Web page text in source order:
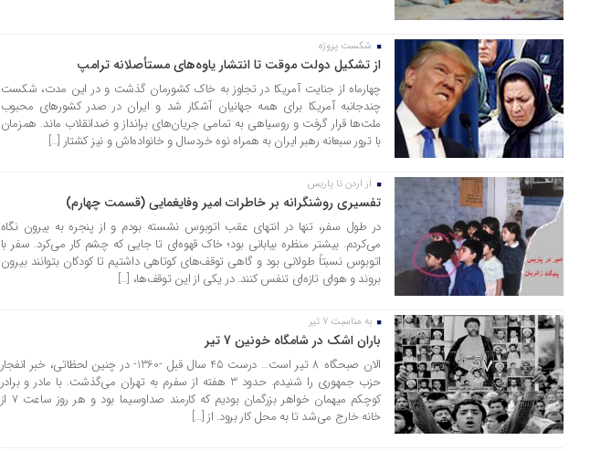
20 تیر 1405
شکست پروژه
از تشکیل دولت موقت تا انتشار یاوه‌های مستأصلانه ترامپ
چهارماه از جنایت آمریکا در تجاوز به خاک کشورمان گذشت و در این مدت، شکست
چندجانبه آمریکا برای همه جهانیان آشکار شد و ایران در صدر کشورهای محبوب
ملت‌ها قرار گرفت و روسیاهی به تمامی جریان‌های برانداز و ضدانقلاب ماند. همزمان
با ترور سبعانه رهبر ایران به همراه نوه خردسال و خانواده‌اش و نیز کشتار […]
16 تیر 1405
از اردن تا پاریس
تفسیری روشنگرانه بر خاطرات امیر وفایغمایی (قسمت چهارم)
در طول سفر، تنها در انتهای عقب اتوبوس نشسته بودم و از پنجره به بیرون نگاه
می‌کردم. بیشتر منظره بیابانی بود؛ خاک قهوه‌ای تا جایی که چشم کار می‌کرد. سفر با
اتوبوس نسبتاً طولانی بود و گاهی توقف‌های کوتاهی داشتیم تا کودکان بتوانند بیرون
بروند و هوای تازه‌ای تنفس کنند. در یکی از این توقف‌ها، […]
08 تیر 1405
به مناسبت 7 تیر
باران اشک در شامگاه خونین 7 تیر
الان صبحگاه 8 تیر است… درست 45 سال قبل -1360- در چنین لحظاتی، خبر انفجار
حزب جمهوری را شنیدم. حدود 3 هفته از سفرم به تهران می‌گذشت. با مادر و برادر
کوچکم میهمان خواهر بزرگمان بودیم که کارمند صداوسیما بود و هر روز ساعت 7 از
خانه خارج می‌شد تا به محل کار برود. از […]